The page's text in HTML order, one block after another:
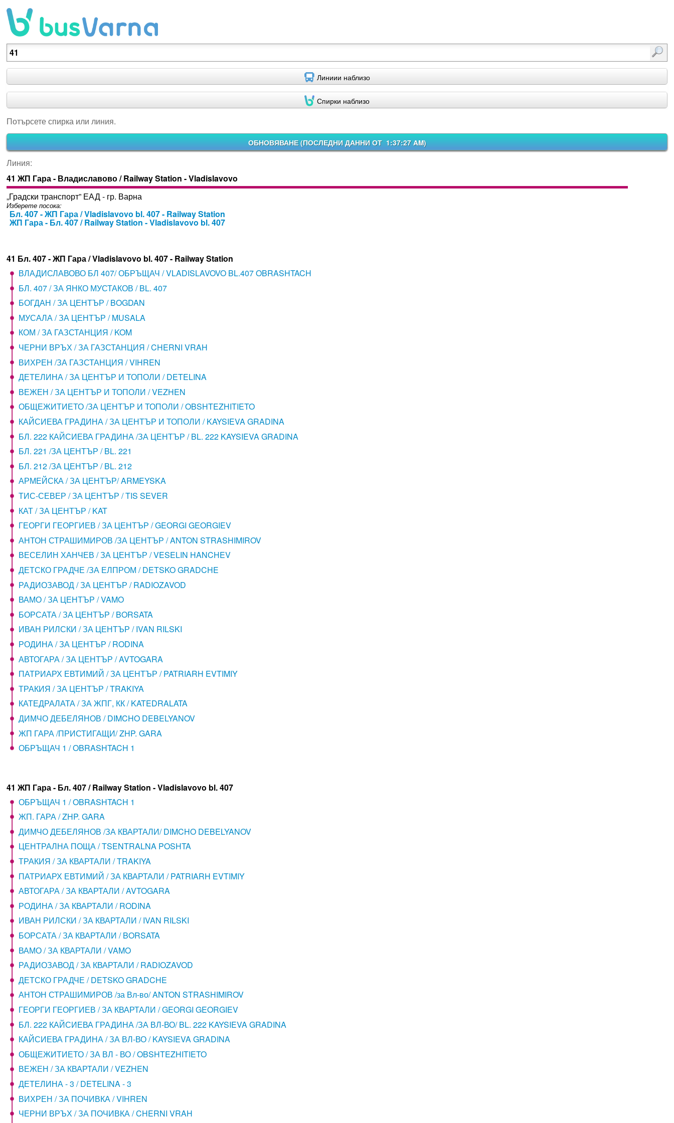
Потърсете спирка или линия.
Линиии наблизо
Спирки наблизо
Потърсете спирка или линия.
ОБНОВЯВАНЕ (ПОСЛЕДНИ ДАННИ ОТ 1:37:27 AM)
Линия:
41 ЖП Гара - Владиславово / Railway Station - Vladislavovo
„Градски транспорт” ЕАД - гр. Варна
Изберете посока:
Бл. 407 - ЖП Гара / Vladislavovo bl. 407 - Railway Station
ЖП Гара - Бл. 407 / Railway Station - Vladislavovo bl. 407
41 Бл. 407 - ЖП Гара / Vladislavovo bl. 407 - Railway Station
ВЛАДИСЛАВОВО БЛ 407/ ОБРЪЩАЧ / VLADISLAVOVO BL.407 OBRASHTACH
БЛ. 407 / ЗА ЯНКО МУСТАКОВ / BL. 407
БОГДАН / ЗА ЦЕНТЪР / BOGDAN
МУСАЛА / ЗА ЦЕНТЪР / MUSALA
КОМ / ЗА ГАЗСТАНЦИЯ / KOM
ЧЕРНИ ВРЪХ / ЗА ГАЗСТАНЦИЯ / CHERNI VRAH
ВИХРЕН /ЗА ГАЗСТАНЦИЯ / VIHREN
ДЕТЕЛИНА / ЗА ЦЕНТЪР И ТОПОЛИ / DETELINA
ВЕЖЕН / ЗА ЦЕНТЪР И ТОПОЛИ / VEZHEN
ОБЩЕЖИТИЕТО /ЗА ЦЕНТЪР И ТОПОЛИ / OBSHTEZHITIETO
КАЙСИЕВА ГРАДИНА / ЗА ЦЕНТЪР И ТОПОЛИ / KAYSIEVA GRADINA
БЛ. 222 КАЙСИЕВА ГРАДИНА /ЗА ЦЕНТЪР / BL. 222 KAYSIEVA GRADINA
БЛ. 221 /ЗА ЦЕНТЪР / BL. 221
БЛ. 212 /ЗА ЦЕНТЪР / BL. 212
АРМЕЙСКА / ЗА ЦЕНТЪР/ ARMEYSKA
ТИС-СЕВЕР / ЗА ЦЕНТЪР / TIS SEVER
КАТ / ЗА ЦЕНТЪР / KAT
ГЕОРГИ ГЕОРГИЕВ / ЗА ЦЕНТЪР / GEORGI GEORGIEV
АНТОН СТРАШИМИРОВ /ЗА ЦЕНТЪР / ANTON STRASHIMIROV
ВЕСЕЛИН ХАНЧЕВ / ЗА ЦЕНТЪР / VESELIN HANCHEV
ДЕТСКО ГРАДЧЕ /ЗА ЕЛПРОМ / DETSKO GRADCHE
РАДИОЗАВОД / ЗА ЦЕНТЪР / RADIOZAVOD
ВАМО / ЗА ЦЕНТЪР / VAMO
БОРСАТА / ЗА ЦЕНТЪР / BORSATA
ИВАН РИЛСКИ / ЗА ЦЕНТЪР / IVAN RILSKI
РОДИНА / ЗА ЦЕНТЪР / RODINA
АВТОГАРА / ЗА ЦЕНТЪР / AVTOGARA
ПАТРИАРХ ЕВТИМИЙ / ЗА ЦЕНТЪР / PATRIARH EVTIMIY
ТРАКИЯ / ЗА ЦЕНТЪР / TRAKIYA
КАТЕДРАЛАТА / ЗА ЖПГ, КК / KATEDRALATA
ДИМЧО ДЕБЕЛЯНОВ / DIMCHO DEBELYANOV
ЖП ГАРА /ПРИСТИГАЩИ/ ZHP. GARA
ОБРЪЩАЧ 1 / OBRASHTACH 1
41 ЖП Гара - Бл. 407 / Railway Station - Vladislavovo bl. 407
ОБРЪЩАЧ 1 / OBRASHTACH 1
ЖП. ГАРА / ZHP. GARA
ДИМЧО ДЕБЕЛЯНОВ /ЗА КВАРТАЛИ/ DIMCHO DEBELYANOV
ЦЕНТРАЛНА ПОЩА / TSENTRALNA POSHTA
ТРАКИЯ / ЗА КВАРТАЛИ / TRAKIYA
ПАТРИАРХ ЕВТИМИЙ / ЗА КВАРТАЛИ / PATRIARH EVTIMIY
АВТОГАРА / ЗА КВАРТАЛИ / AVTOGARA
РОДИНА / ЗА КВАРТАЛИ / RODINA
ИВАН РИЛСКИ / ЗА КВАРТАЛИ / IVAN RILSKI
БОРСАТА / ЗА КВАРТАЛИ / BORSATA
ВАМО / ЗА КВАРТАЛИ / VAMO
РАДИОЗАВОД / ЗА КВАРТАЛИ / RADIOZAVOD
ДЕТСКО ГРАДЧЕ / DETSKO GRADCHE
АНТОН СТРАШИМИРОВ /за Вл-во/ ANTON STRASHIMIROV
ГЕОРГИ ГЕОРГИЕВ / ЗА КВАРТАЛИ / GEORGI GEORGIEV
БЛ. 222 КАЙСИЕВА ГРАДИНА /ЗА ВЛ-ВО/ BL. 222 KAYSIEVA GRADINA
КАЙСИЕВА ГРАДИНА / ЗА ВЛ-ВО / KAYSIEVA GRADINA
ОБЩЕЖИТИЕТО / ЗА ВЛ - ВО / OBSHTEZHITIETO
ВЕЖЕН / ЗА КВАРТАЛИ / VEZHEN
ДЕТЕЛИНА - 3 / DETELINA - 3
ВИХРЕН / ЗА ПОЧИВКА / VIHREN
ЧЕРНИ ВРЪХ / ЗА ПОЧИВКА / CHERNI VRAH